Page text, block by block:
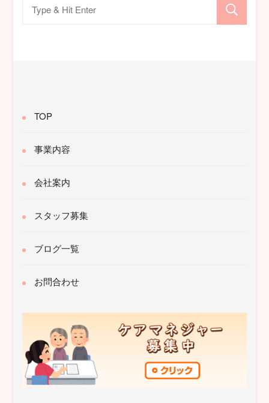
TOP
事業内容
会社案内
スタッフ募集
ブログ一覧
お問合わせ